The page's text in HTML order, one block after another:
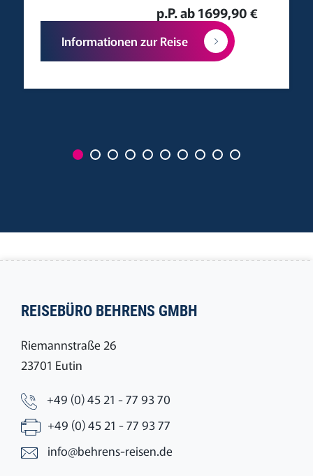
p.P. ab 1699,90 €
Informationen zur Reise
REISEBÜRO BEHRENS GMBH
Riemannstraße 26
23701 Eutin
+49 (0) 45 21 - 77 93 70
+49 (0) 45 21 - 77 93 77
info@behrens-reisen.de